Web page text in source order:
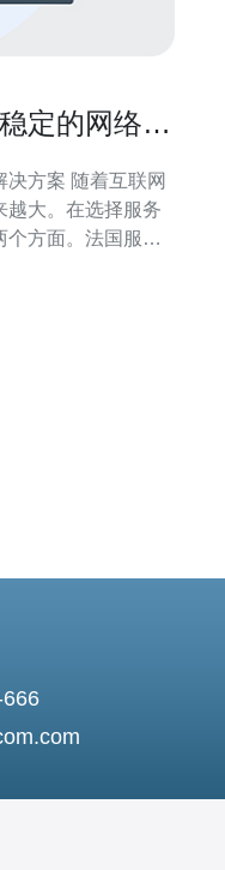
定的网络解
互联网
越大。在选择服务
个方面。法国服务